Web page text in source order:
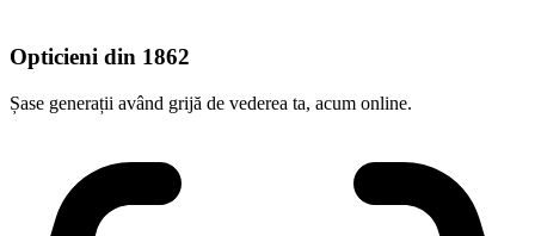
Opticieni din 1862
Șase generații având grijă de vederea ta, acum online.